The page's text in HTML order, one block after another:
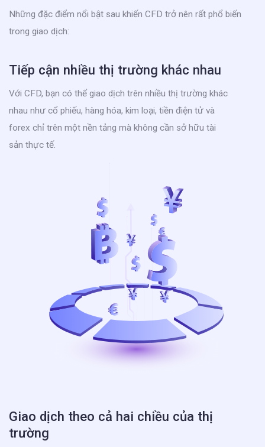
Những đặc điểm nổi bật sau khiến CFD trở nên rất phổ biến
trong giao dịch:
Tiếp cận nhiều thị trường khác nhau
Với CFD, bạn có thể giao dịch trên nhiều thị trường khác
nhau như cổ phiếu, hàng hóa, kim loại, tiền điện tử và
forex chỉ trên một nền tảng mà không cần sở hữu tài
sản thực tế.
Giao dịch theo cả hai chiều của thị
trường